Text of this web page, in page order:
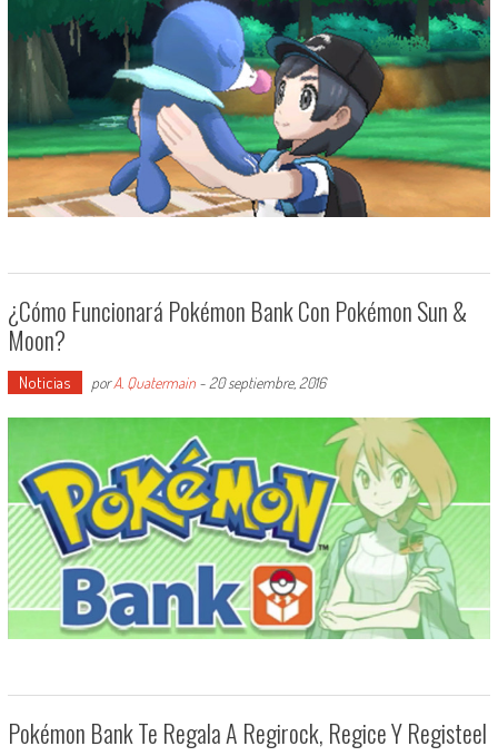
¿Cómo Funcionará Pokémon Bank Con Pokémon Sun &
Moon?
Noticias porA. Quatermain-20 septiembre, 2016
Pokémon Bank Te Regala A Regirock, Regice Y Registeel